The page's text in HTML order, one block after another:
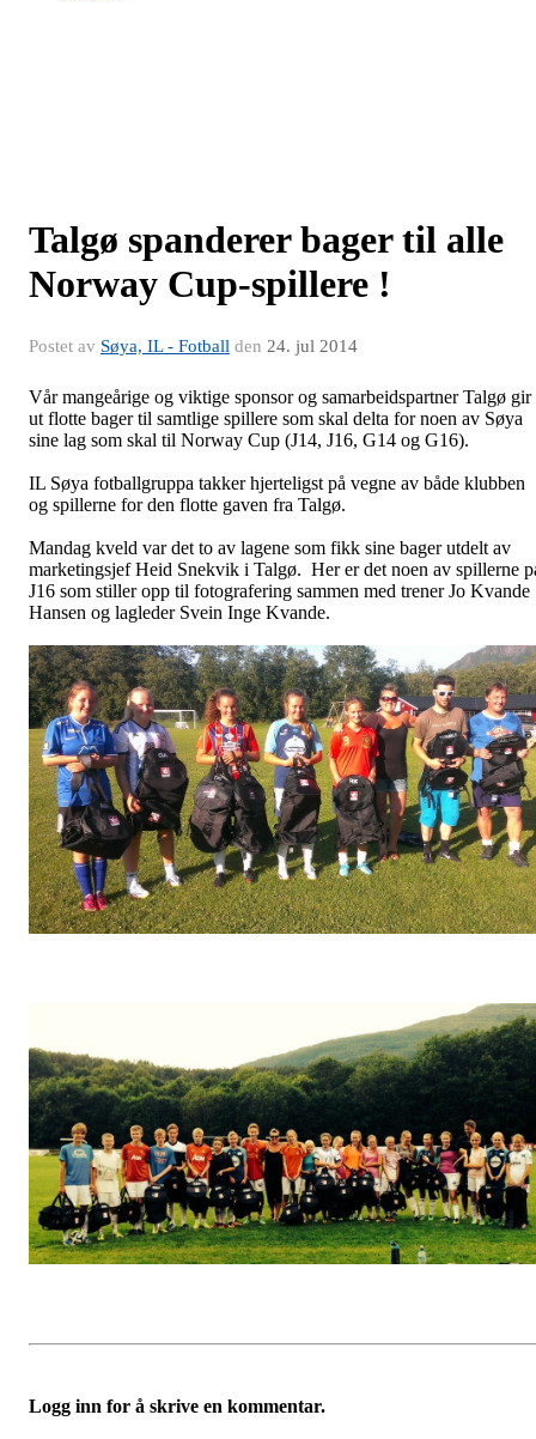
Talgø spanderer bager til alle
Norway Cup-spillere !
Postet av Søya, IL - Fotball den 24. jul 2014
Vår mangeårige og viktige sponsor og samarbeidspartner Talgø gir
ut flotte bager til samtlige spillere som skal delta for noen av Søya
sine lag som skal til Norway Cup (J14, J16, G14 og G16).
IL Søya fotballgruppa takker hjerteligst på vegne av både klubben
og spillerne for den flotte gaven fra Talgø.
Mandag kveld var det to av lagene som fikk sine bager utdelt av
marketingsjef Heid Snekvik i Talgø. Her er det noen av spillerne
J16 som stiller opp til fotografering sammen med trener Jo Kvande
Hansen og lagleder Svein Inge Kvande.
Logg inn for å skrive en kommentar.